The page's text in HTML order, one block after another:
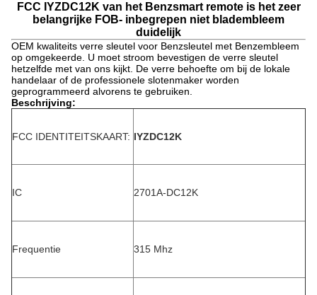
FCC IYZDC12K van het Benzsmart remote is het zeer
belangrijke FOB- inbegrepen niet bladembleem
duidelijk
OEM kwaliteits verre sleutel voor Benzsleutel met Benzembleem
op omgekeerde. U moet stroom bevestigen de verre sleutel
hetzelfde met van ons kijkt. De verre behoefte om bij de lokale
handelaar of de professionele slotenmaker worden
geprogrammeerd alvorens te gebruiken.
Beschrijving:
FCC IDENTITEITSKAART: IYZDC12K
IC 2701A-DC12K
Frequentie 315 Mhz